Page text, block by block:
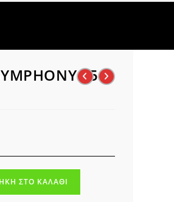
150
ΣΤΟ ΚΑΛΆΘΙ